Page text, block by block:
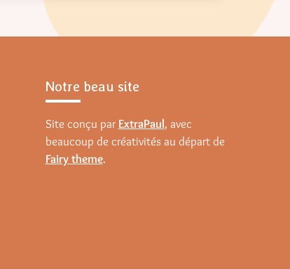
Notre beau site
Site conçu par ExtraPaul, avec
beaucoup de créativités au départ de
Fairy theme.